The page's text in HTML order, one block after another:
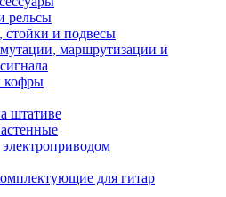
рельсы
и подвесы
маршрутизации и
кофры
штативе
для гитар